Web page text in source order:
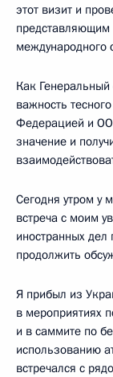
этот визит и
международного
Как
важность
Федерацией и
значение и
Сегодня утром у
встреча с моим
иностранных
продолжить
Я прибыл из
в мероприятиях
и в саммите по
использованию
встречался с